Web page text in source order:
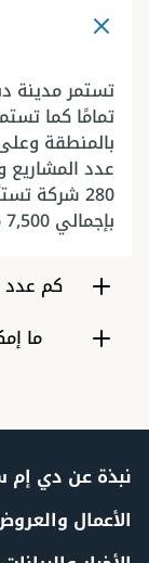
تستمر مدينة
تمامًا كما
عدد المشاريع
بإجمالي 7,500 موظف.
كم عدد
ما
نبذة عن دي
الأعمال